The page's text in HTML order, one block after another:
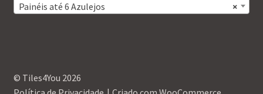
×
Painéis até 6 Azulejos
© Tiles4You 2026